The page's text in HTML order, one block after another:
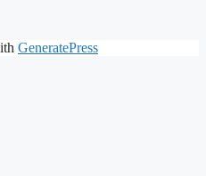
GeneratePress